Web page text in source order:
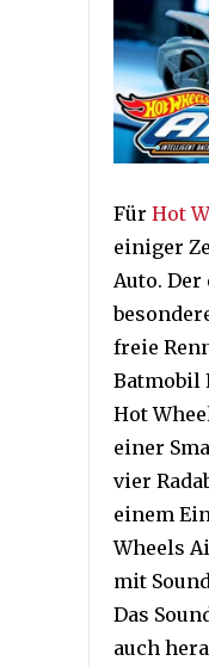
Für Hot
einiger
Auto.
freie
Batmobil
Hot
einer
vier
einem
Wheels
mit
Das
auch